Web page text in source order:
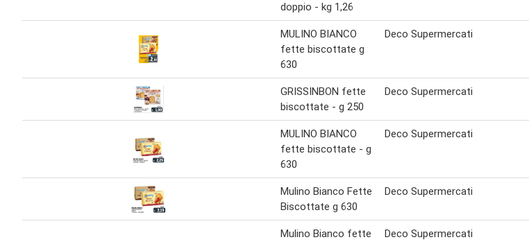
doppio - kg 1,26
MULINO BIANCO
fette biscottate g
630
Deco Supermercati
GRISSINBON fette
biscottate - g 250
Deco Supermercati
MULINO BIANCO
fette biscottate - g
630
Deco Supermercati
Mulino Bianco Fette
Biscottate g 630
Deco Supermercati
Mulino Bianco fette
Deco Supermercati